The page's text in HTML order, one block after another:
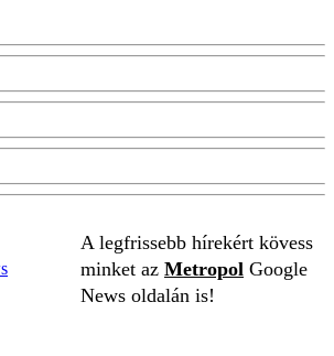
A legfrissebb hírekért kövess
minket az Metropol Google
News oldalán is!